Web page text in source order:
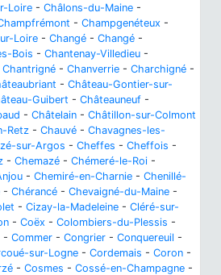
Loire - Châlons-du-Maine -
- Champgenéteux -
Loire - Changé - Changé -
Bois - Chantenay-Villedieu -
Chantrigné - Chanverrie - Charchigné -
- Château-Gontier-sur-
Guibert - Châteauneuf -
- Châtelain - Châtillon-sur-Colmont
Retz - Chauvé - Chavagnes-les-
sur-Argos - Cheffes - Cheffois -
- Chemazé - Chémeré-le-Roi -
- Chemiré-en-Charnie - Chenillé-
- Chérancé - Chevaigné-du-Maine -
- Cizay-la-Madeleine - Cléré-sur-
- Coëx - Colombiers-du-Plessis -
- Commer - Congrier - Conquereuil -
sur-Logne - Cordemais - Coron -
- Cosmes - Cossé-en-Champagne -